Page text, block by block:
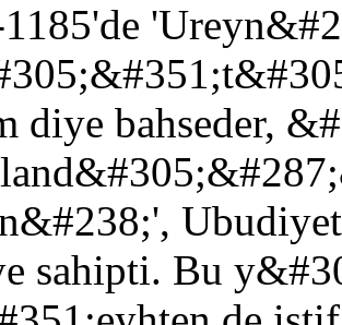
diye bahseder,
sahipti. Bu